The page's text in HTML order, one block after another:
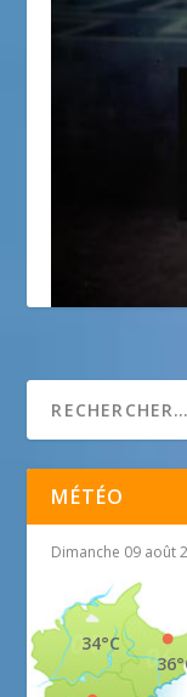
MÉTÉO
Dimanche 09 août
34°C